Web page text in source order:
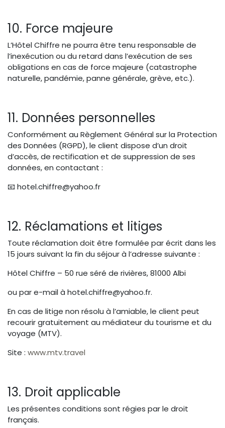
10. Force majeure
L’Hôtel Chiffre ne pourra être tenu responsable de
l’inexécution ou du retard dans l’exécution de ses
obligations en cas de force majeure (catastrophe
naturelle, pandémie, panne générale, grève, etc.).
11. Données personnelles
Conformément au Règlement Général sur la Protection
des Données (RGPD), le client dispose d’un droit
d’accès, de rectification et de suppression de ses
données, en contactant :
📧 hotel.chiffre@yahoo.fr
12. Réclamations et litiges
Toute réclamation doit être formulée par écrit dans les
15 jours suivant la fin du séjour à l’adresse suivante :
Hôtel Chiffre – 50 rue séré de rivières, 81000 Albi
ou par e-mail à hotel.chiffre@yahoo.fr.
En cas de litige non résolu à l’amiable, le client peut
recourir gratuitement au médiateur du tourisme et du
voyage (MTV).
Site : www.mtv.travel
13. Droit applicable
Les présentes conditions sont régies par le droit
français.